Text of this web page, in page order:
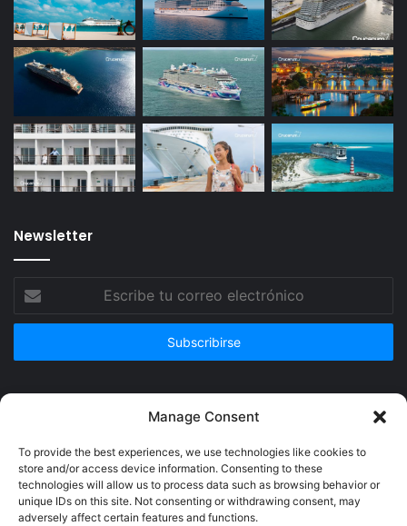
Manage Consent
To provide the best experiences, we use technologies like cookies to
store and/or access device information. Consenting to these
technologies will allow us to process data such as browsing behavior or
unique IDs on this site. Not consenting or withdrawing consent, may
adversely affect certain features and functions.
Newsletter
correo